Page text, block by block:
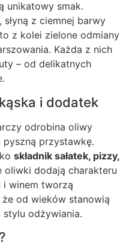
unikatowy smak.
z ciemnej barwy
to z kolei zielone odmiany
Każda z nich
– od delikatnych
i dodatek
odrobina oliwy
przystawkę.
składnik sałatek, pizzy,
oliwki dodają charakteru
i winem tworzą
od wieków stanowią
odżywiania.